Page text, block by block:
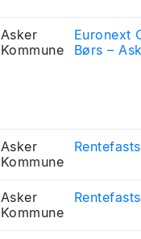
Asker
Kommune
Euronext
Børs –
Asker
Kommune
Asker
Kommune